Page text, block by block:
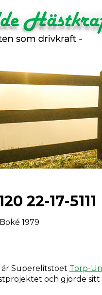
22-17-5111
1979
är Superelitstoet Torp-
och gjorde